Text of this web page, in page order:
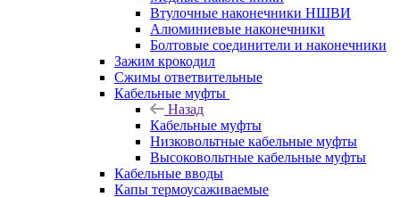
Втулочные наконечники НШВИ
Алюминиевые наконечники
Болтовые соединители и наконечники
Зажим крокодил
Сжимы ответвительные
Кабельные муфты
Назад
Кабельные муфты
Низковольтные кабельные муфты
Высоковольтные кабельные муфты
Кабельные вводы
Капы термоусаживаемые